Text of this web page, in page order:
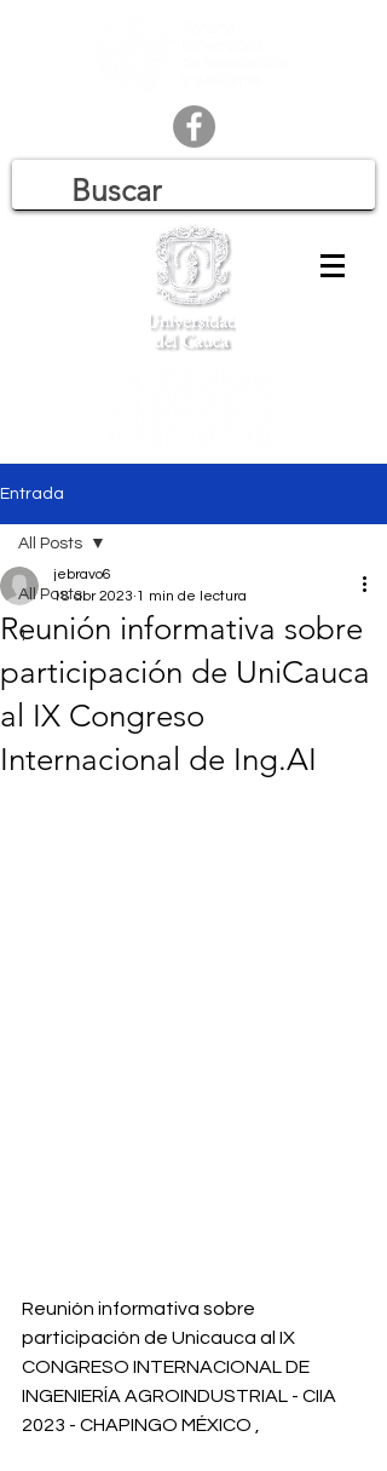
Entrada
All Posts
1
All Posts
Reunión informativa sobre
participación de UniCauca
al IX Congreso
Internacional de Ing.AI
jebravo6
18 abr 2023 1 min de lectura
Reunión informativa sobre
participación de Unicauca al IX
CONGRESO INTERNACIONAL DE
INGENIERÍA AGROINDUSTRIAL - CIIA
2023 - CHAPINGO MÉXICO ,